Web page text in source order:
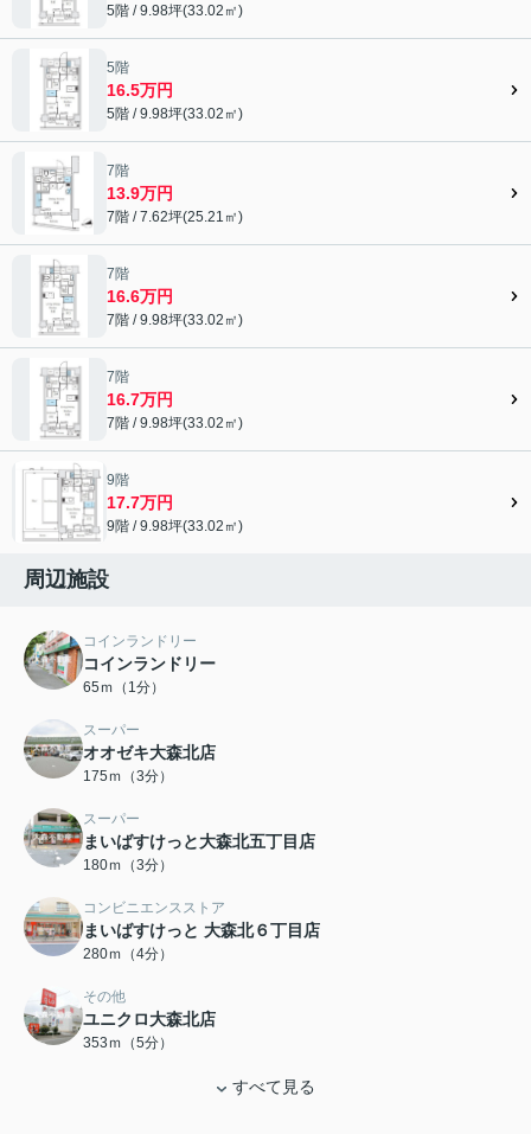
5階 / 9.98坪(33.02㎡)
5階
16.5万円
5階 / 9.98坪(33.02㎡)
7階
13.9万円
7階 / 7.62坪(25.21㎡)
7階
16.6万円
7階 / 9.98坪(33.02㎡)
7階
16.7万円
7階 / 9.98坪(33.02㎡)
9階
17.7万円
9階 / 9.98坪(33.02㎡)
周辺施設
コインランドリー
コインランドリー
65ｍ（1分）
スーパー
オオゼキ大森北店
175ｍ（3分）
スーパー
まいばすけっと大森北五丁目店
180ｍ（3分）
コンビニエンスストア
まいばすけっと 大森北６丁目店
280ｍ（4分）
その他
ユニクロ大森北店
353ｍ（5分）
すべて見る